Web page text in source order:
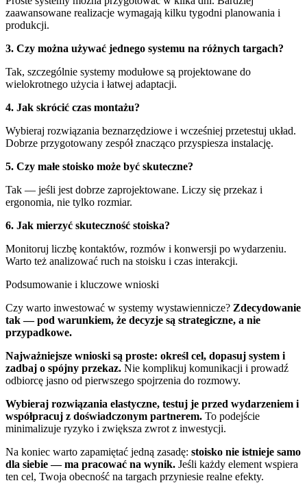
zaawansowane realizacje wymagają kilku tygodni planowania i
produkcji.
3. Czy można używać jednego systemu na różnych targach?
Tak, szczególnie systemy modułowe są projektowane do
wielokrotnego użycia i łatwej adaptacji.
4. Jak skrócić czas montażu?
Wybieraj rozwiązania beznarzędziowe i wcześniej przetestuj układ.
Dobrze przygotowany zespół znacząco przyspiesza instalację.
5. Czy małe stoisko może być skuteczne?
Tak — jeśli jest dobrze zaprojektowane. Liczy się przekaz i
ergonomia, nie tylko rozmiar.
6. Jak mierzyć skuteczność stoiska?
Monitoruj liczbę kontaktów, rozmów i konwersji po wydarzeniu.
Warto też analizować ruch na stoisku i czas interakcji.
Podsumowanie i kluczowe wnioski
Czy warto inwestować w systemy wystawiennicze? Zdecydowanie
tak — pod warunkiem, że decyzje są strategiczne, a nie
przypadkowe.
Najważniejsze wnioski są proste: określ cel, dopasuj system i
zadbaj o spójny przekaz. Nie komplikuj komunikacji i prowadź
odbiorcę jasno od pierwszego spojrzenia do rozmowy.
Wybieraj rozwiązania elastyczne, testuj je przed wydarzeniem i
współpracuj z doświadczonym partnerem. To podejście
minimalizuje ryzyko i zwiększa zwrot z inwestycji.
Na koniec warto zapamiętać jedną zasadę: stoisko nie istnieje samo
dla siebie — ma pracować na wynik. Jeśli każdy element wspiera
ten cel, Twoja obecność na targach przyniesie realne efekty.